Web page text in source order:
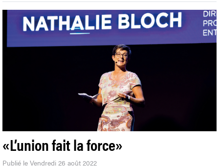
«L’union fait la force»
Publié le Vendredi 26 août 2022